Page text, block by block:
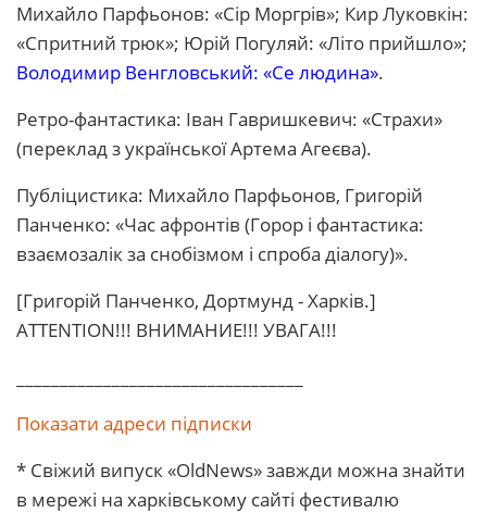
Михайло Парфьонов: «Сір Моргрів»; Кир Луковкін:
«Спритний трюк»; Юрій Погуляй: «Літо прийшло»;
Володимир Венгловський: «Се людина».
Ретро-фантастика: Іван Гавришкевич: «Страхи»
(переклад з української Артема Агеєва).
Публіцистика: Михайло Парфьонов, Григорій
Панченко: «Час афронтів (Горор і фантастика:
взаємозалік за снобізмом і спроба діалогу)».
[Григорій Панченко, Дортмунд - Харків.]
ATTENTION!!! ВHИМАHИЕ!!! УВАГА!!!
Показати адреси підписки
* Свіжий випуск «OldNews» завжди можна знайти
в мережі на харківському сайті фестивалю